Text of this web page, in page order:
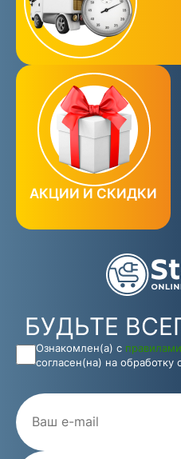
АКЦИИ И СКИДКИ
БУДЬТЕ
Ознакомлен(а) с правилами
согласен(на) на